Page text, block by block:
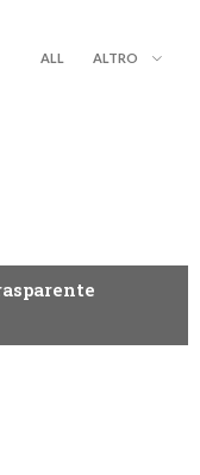
ALL ALTRO